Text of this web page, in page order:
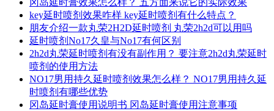
冈岛延时膏效果怎么样？ 五方面来说它的实际效果
key延时喷剂效果咋样 key延时喷剂有什么特点？
朋友介绍一款丸荣2H2D延时喷剂 丸荣2h2d可以用吗
延时喷剂No17久皇与No17有何区别
2h2d丸荣延时喷剂有没有副作用？ 要注意2h2d丸荣延时
喷剂的使用方法
NO17男用持久延时喷剂效果怎么样？ NO17男用持久延
时喷剂有哪些优势
冈岛延时膏使用说明书 冈岛延时膏使用注意事项